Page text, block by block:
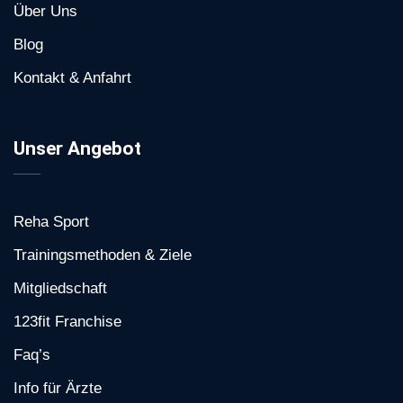
Über Uns
Blog
Kontakt & Anfahrt
Unser Angebot
Reha Sport
Trainingsmethoden & Ziele
Mitgliedschaft
123fit Franchise
Faq’s
Info für Ärzte